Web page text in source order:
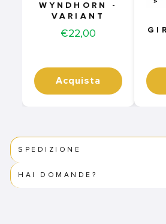
WYNDHORN -
VARIANT
Price
€22,00
Acquista
SPEDIZIONE
HAI DOMANDE?